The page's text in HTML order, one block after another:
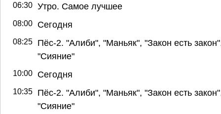
06:30 Утро. Самое лучшее
08:00 Сегодня
08:25
Пёс-2. "Алиби", "Маньяк", "Закон есть
"Сияние"
10:00 Сегодня
10:35
Пёс-2. "Алиби", "Маньяк", "Закон есть
"Сияние"